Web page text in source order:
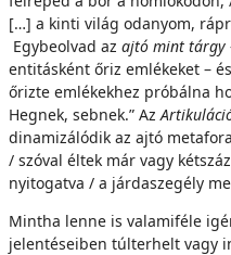
[…] a kinti világ odanyom,
Egybeolvad az ajtó mint tárgy
entitásként őriz emlékeket –
őrizte emlékekhez próbálna
Hegnek, sebnek.” Az
dinamizálódik az ajtó
/ szóval éltek már vagy
nyitogatva / a járdaszegély
Mintha lenne is valamiféle
jelentéseiben túlterhelt vagy